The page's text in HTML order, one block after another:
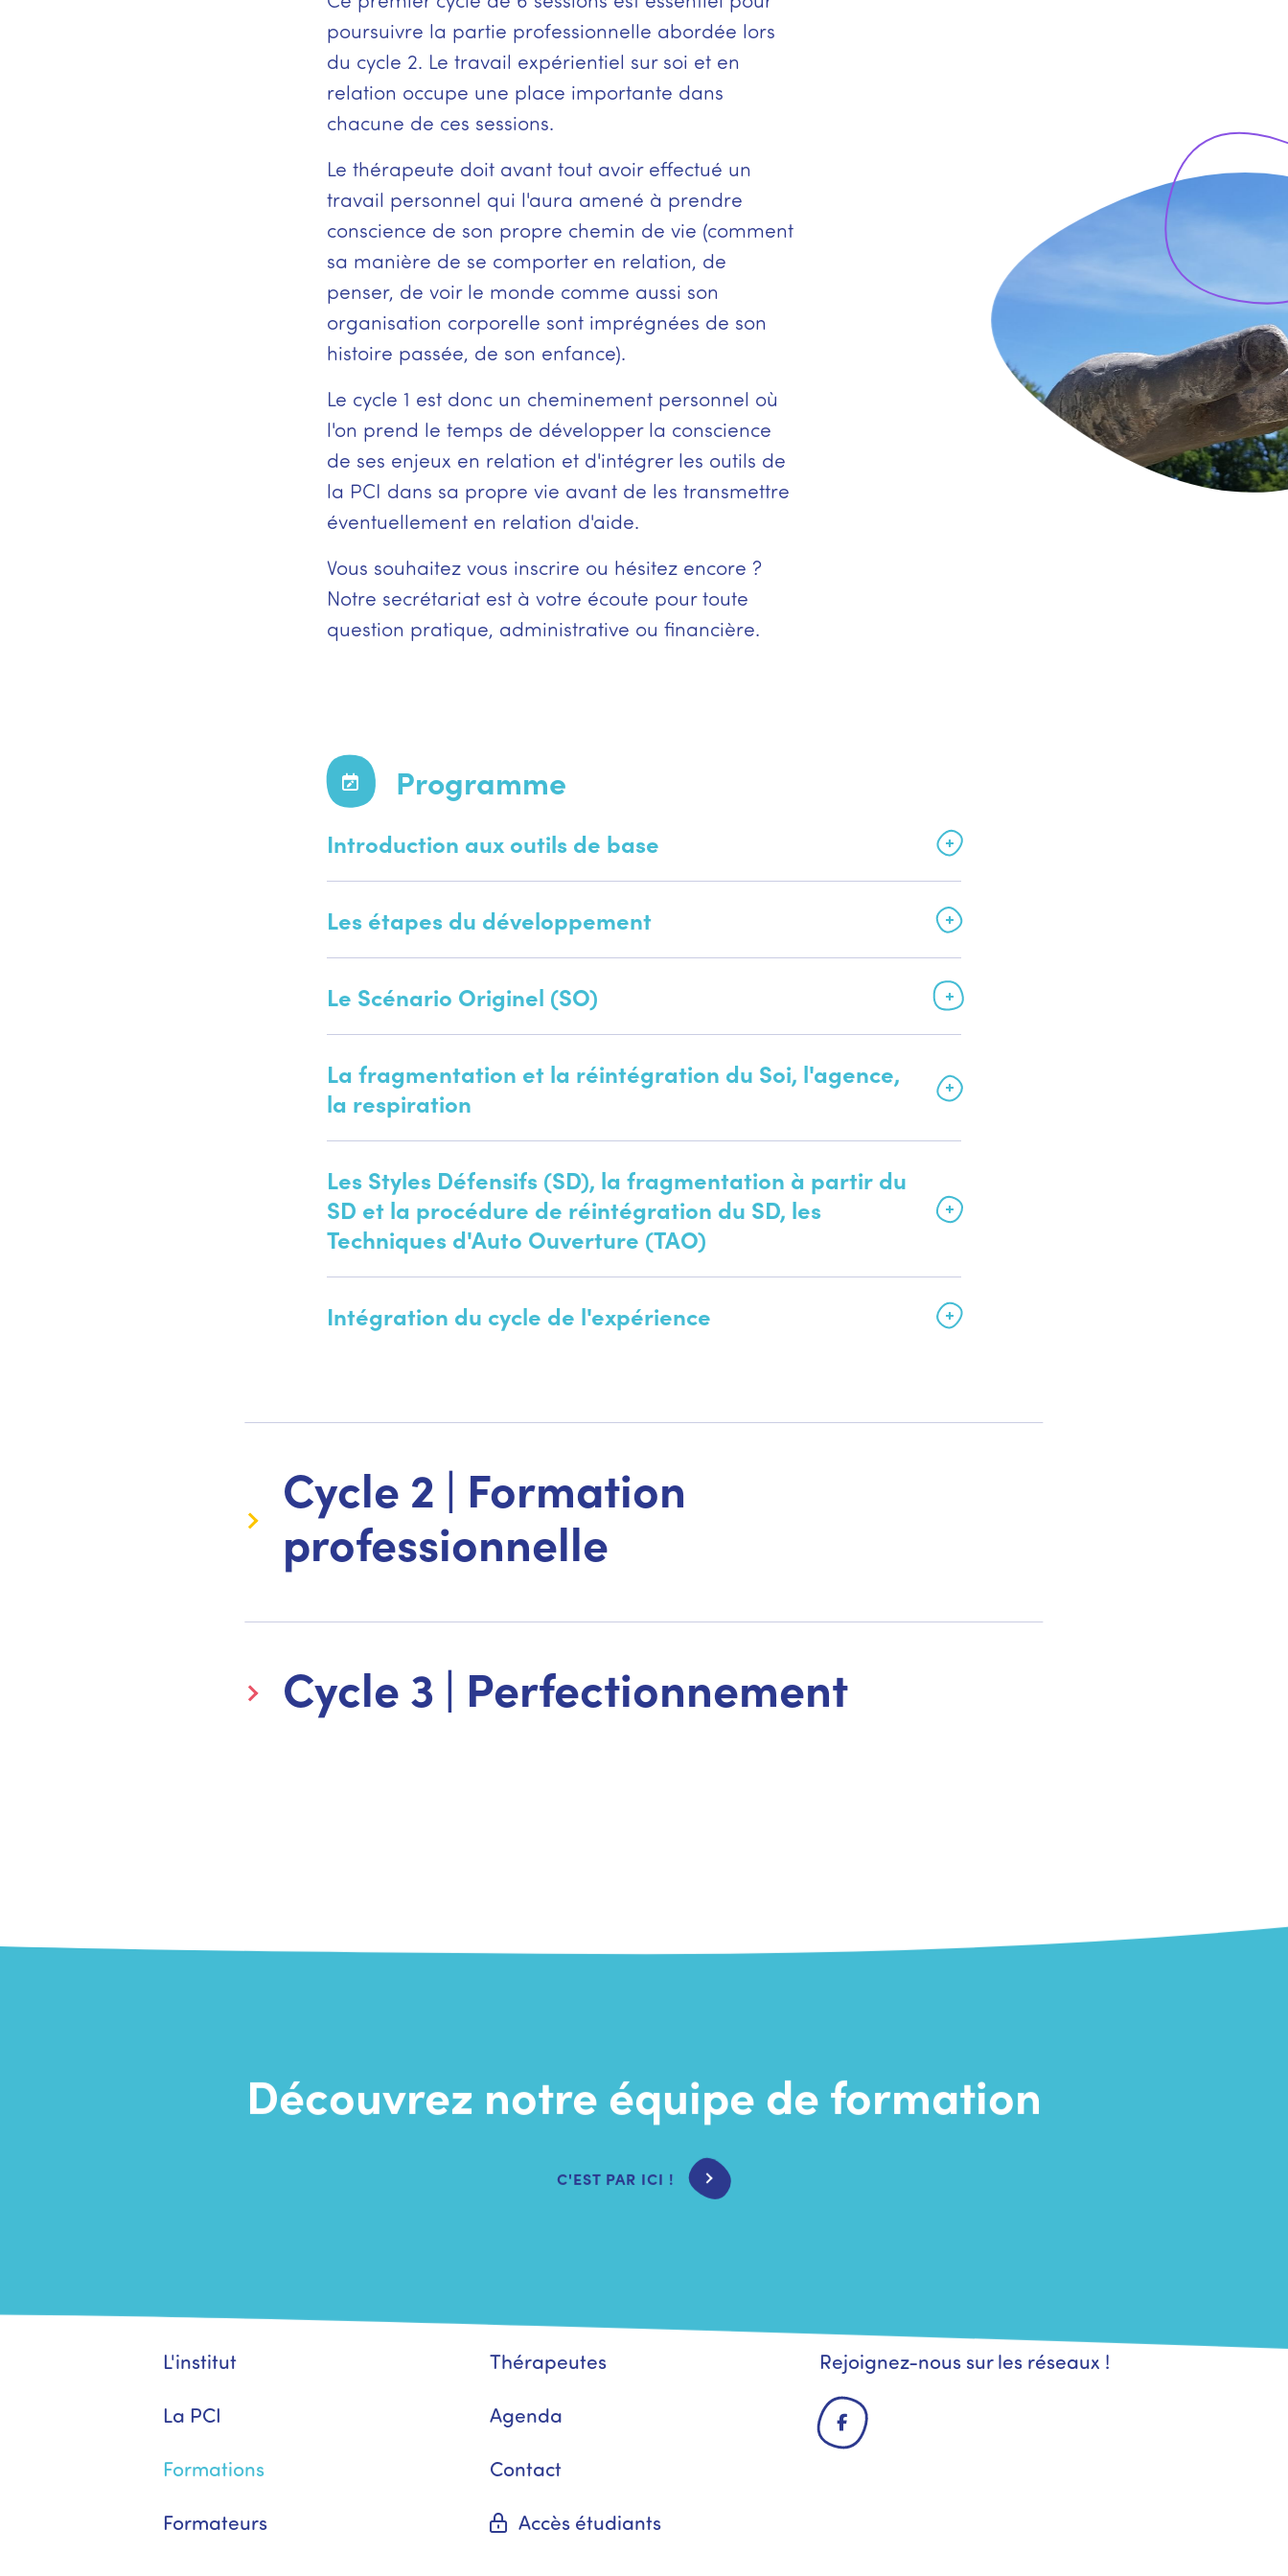
poursuivre la partie professionnelle abordée lors
du cycle 2. Le travail expérientiel sur soi et en
relation occupe une place importante dans
chacune de ces sessions.
Le thérapeute doit avant tout avoir effectué un
travail personnel qui l'aura amené à prendre
conscience de son propre chemin de vie (comment
sa manière de se comporter en relation, de
penser, de voir le monde comme aussi son
organisation corporelle sont imprégnées de son
histoire passée, de son enfance).
Le cycle 1 est donc un cheminement personnel où
l'on prend le temps de développer la conscience
de ses enjeux en relation et d'intégrer les outils de
la PCI dans sa propre vie avant de les transmettre
éventuellement en relation d'aide.
Vous souhaitez vous inscrire ou hésitez encore ?
Notre secrétariat est à votre écoute pour toute
question pratique, administrative ou financière.
Programme
Introduction aux outils de base
Les étapes du développement
Le Scénario Originel (SO)
La fragmentation et la réintégration du Soi, l'agence,
la respiration
Les Styles Défensifs (SD), la fragmentation à partir du
SD et la procédure de réintégration du SD, les
Techniques d'Auto Ouverture (TAO)
Intégration du cycle de l'expérience
Cycle 2 | Formation
professionnelle
Cycle 3 | Perfectionnement
Découvrez notre équipe de formation
C'EST PAR ICI !
L'institut
La PCI
Formations
Formateurs
Thérapeutes
Agenda
Contact
Accès étudiants
Rejoignez-nous sur les réseaux !